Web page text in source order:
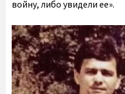
войну, либо увидели ее».